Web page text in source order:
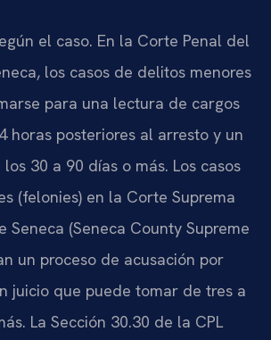
el caso. En la Corte Penal del
los casos de delitos menores
para una lectura de cargos
horas posteriores al arresto y un
30 a 90 días o más. Los casos
(felonies) en la Corte Suprema
Seneca (Seneca County Supreme
un proceso de acusación por
juicio que puede tomar de tres a
La Sección 30.30 de la CPL